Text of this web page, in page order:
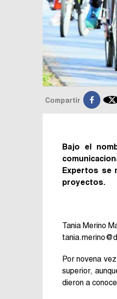
Compartir
Bajo el
Expertos se
proyectos.
Tania Merino
Por novena
superior,
dieron a